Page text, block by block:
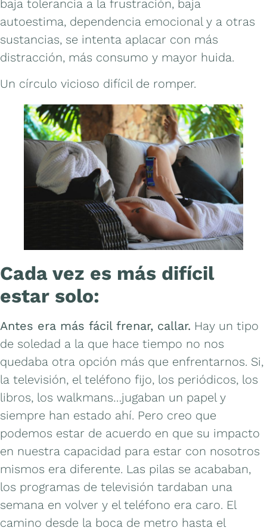
baja tolerancia a la frustración, baja
autoestima, dependencia emocional y a otras
sustancias, se intenta aplacar con más
distracción, más consumo y mayor huida.
Un círculo vicioso difícil de romper.
Cada vez es más difícil
estar solo:
Antes era más fácil frenar, callar. Hay un tipo
de soledad a la que hace tiempo no nos
quedaba otra opción más que enfrentarnos. Si,
la televisión, el teléfono fijo, los periódicos, los
libros, los walkmans…jugaban un papel y
siempre han estado ahí. Pero creo que
podemos estar de acuerdo en que su impacto
en nuestra capacidad para estar con nosotros
mismos era diferente. Las pilas se acababan,
los programas de televisión tardaban una
semana en volver y el teléfono era caro. El
camino desde la boca de metro hasta el